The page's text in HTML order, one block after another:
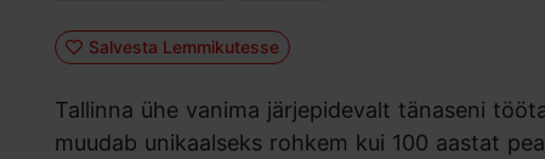
Salvesta Lemmikutesse
Tallinna ühe vanima järjepidevalt tänaseni
muudab unikaalseks rohkem kui 100 aastat